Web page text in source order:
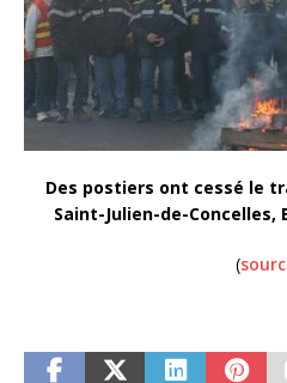
Des postiers ont cessé le
Saint-Julien-de-
(